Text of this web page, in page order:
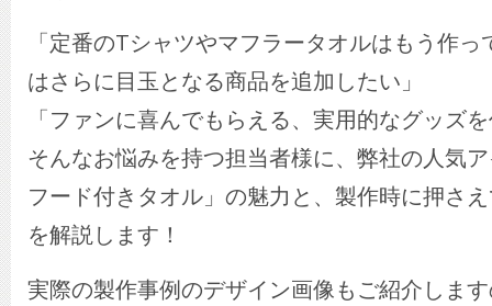
「定番のTシャツやマフラータオルはもう作
はさらに目玉となる商品を追加したい」
「ファンに喜んでもらえる、実用的なグッズ
そんなお悩みを持つ担当者様に、弊社の人気
フード付きタオル」の魅力と、製作時に押さ
を解説します！
実際の製作事例のデザイン画像もご紹介しま